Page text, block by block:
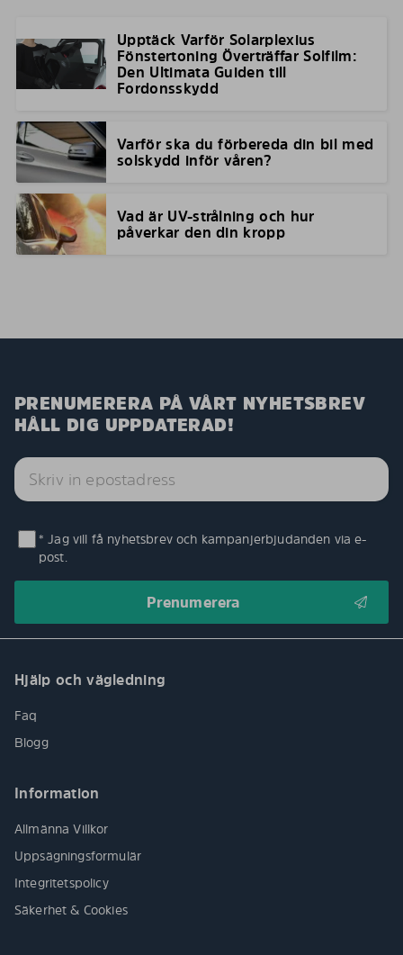
Upptäck Varför Solarplexius
Fönstertoning Överträffar Solfilm:
Den Ultimata Guiden till
Fordonsskydd
Varför ska du förbereda din bil med
solskydd inför våren?
Vad är UV-strålning och hur
påverkar den din kropp
PRENUMERERA PÅ VÅRT NYHETSBREV
HÅLL DIG UPPDATERAD!
* Jag vill få nyhetsbrev och kampanjerbjudanden via e-
post.
Hjälp och vägledning
Faq
Blogg
Information
Allmänna Villkor
Uppsägningsformulär
Integritetspolicy
Säkerhet & Cookies